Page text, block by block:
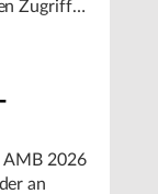
Zugriff
AMB 2026
an